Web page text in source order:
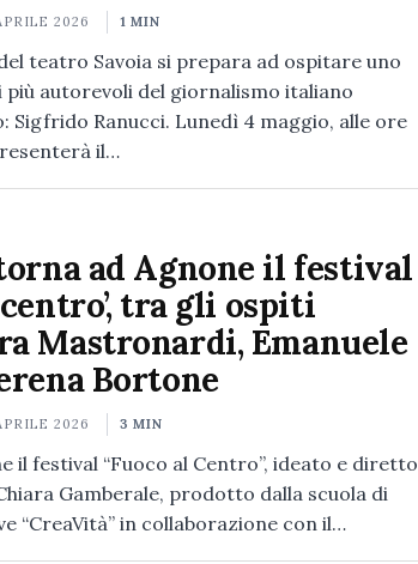
2026 1 MIN
teatro Savoia si prepara ad ospitare uno
autorevoli del giornalismo italiano
Sigfrido Ranucci. Lunedì 4 maggio, alle ore
il…
ad Agnone il festival
centro’, tra gli ospiti
Mastronardi, Emanuele
Bortone
2026 3 MIN
il festival “Fuoco al Centro”, ideato e diretto
Gamberale, prodotto dalla scuola di
“CreaVità” in collaborazione con il…